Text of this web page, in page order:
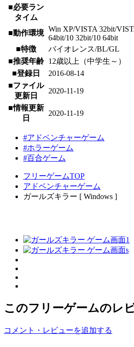
■必要ラン
タイム
■動作環境 Win XP/VISTA 32bit/
64bit/10 32bit/10 64bit
■特徴
バイオレンス/BL/GL
■推奨年齢
12歳以上（中学生～）
■登録日
2016-08-14
■ファイル
更新日
2020-11-19
■情報更新
日
2020-11-19
#アドベンチャーゲーム
#ホラーゲーム
#百合ゲーム
フリーゲームTOP
アドベンチャーゲーム
ガールズキラー [ Windows ]
このフリーゲームのレ
コメント・レビューを追加する